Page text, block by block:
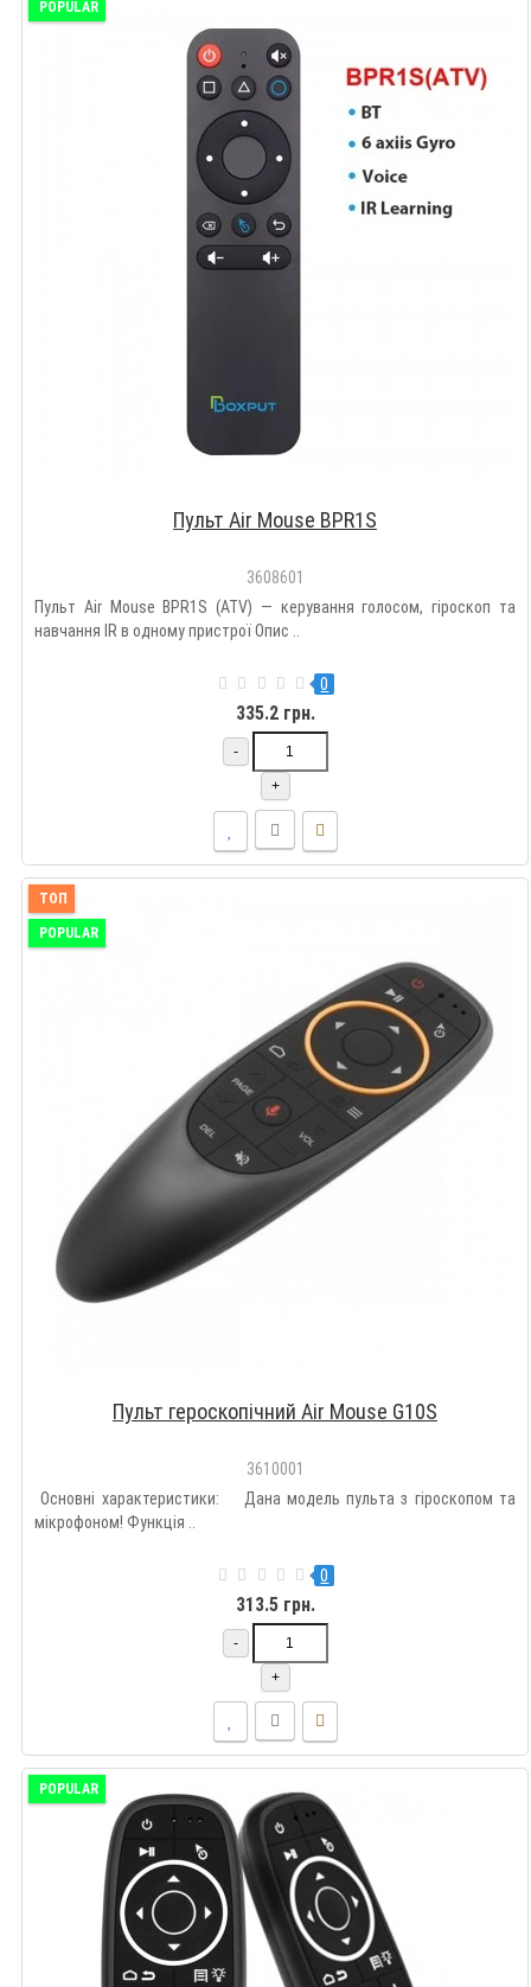
POPULAR
Пульт Air Mouse BPR1S
3608601
Пульт Air Mouse BPR1S (ATV) — керування голосом, гіроскоп та
навчання IR в одному пристрої Опис ..
0
335.2 грн.
-
+
ТОП
POPULAR
Пульт героскопічний Air Mouse G10S
3610001
Основні характеристики: Дана модель пульта з гіроскопом та
мікрофоном! Функція ..
0
313.5 грн.
-
+
POPULAR